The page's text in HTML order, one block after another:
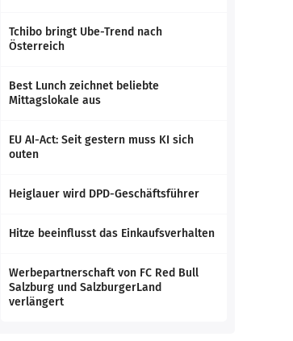
Tchibo bringt Ube-Trend nach
Österreich
Best Lunch zeichnet beliebte
Mittagslokale aus
EU AI-Act: Seit gestern muss KI sich
outen
Heiglauer wird DPD-Geschäftsführer
Hitze beeinflusst das Einkaufsverhalten
Werbepartnerschaft von FC Red Bull
Salzburg und SalzburgerLand
verlängert